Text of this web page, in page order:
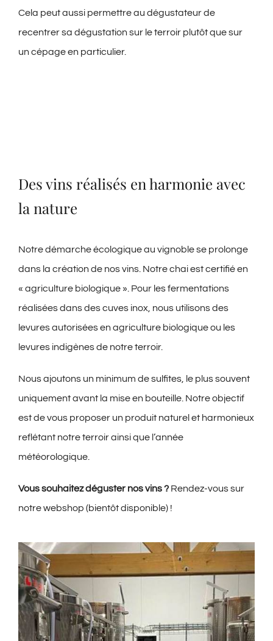
Cela peut aussi permettre au dégustateur de
recentrer sa dégustation sur le terroir plutôt que sur
un cépage en particulier.
Des vins réalisés en harmonie avec
la nature
Notre démarche écologique au vignoble se prolonge
dans la création de nos vins. Notre chai est certifié en
« agriculture biologique ». Pour les fermentations
réalisées dans des cuves inox, nous utilisons des
levures autorisées en agriculture biologique ou les
levures indigènes de notre terroir.
Nous ajoutons un minimum de sulfites, le plus souvent
uniquement avant la mise en bouteille. Notre objectif
est de vous proposer un produit naturel et harmonieux
reflétant notre terroir ainsi que l’année
météorologique.
Vous souhaitez déguster nos vins ?Rendez-vous sur
notre webshop (bientôt disponible) !